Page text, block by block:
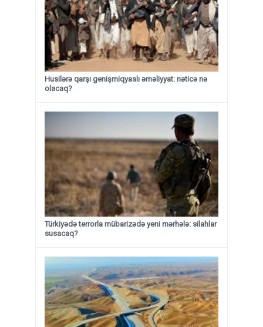
Husilərə qarşı genişmiqyaslı əməliyyat: nəticə nə
olacaq?
Türkiyədə terrorla mübarizədə yeni mərhələ: silahlar
susacaq?